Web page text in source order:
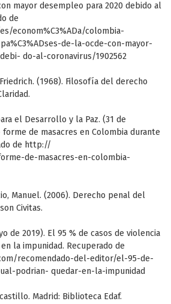
mayor desempleo para 2020 debido al
de
econom%C3%ADa/colombia-
de-la-ocde-con-mayor-
do-al-coronavirus/1902562
(1968). Filosofía del derecho
el Desarrollo y la Paz. (31 de
de masacres en Colombia durante
de http://
de-masacres-en-colombia-
Manuel. (2006). Derecho penal del
Civitas.
de 2019). El 95 % de casos de violencia
la impunidad. Recuperado de
recomendado-del-editor/el-95-de-
podrian- quedar-en-la-impunidad
Madrid: Biblioteca Edaf.